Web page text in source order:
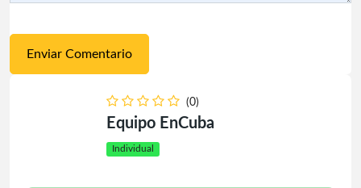
(0)
Equipo EnCuba
Individual